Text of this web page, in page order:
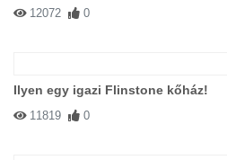
12072 0
Ilyen egy igazi Flinstone kőház!
11819 0